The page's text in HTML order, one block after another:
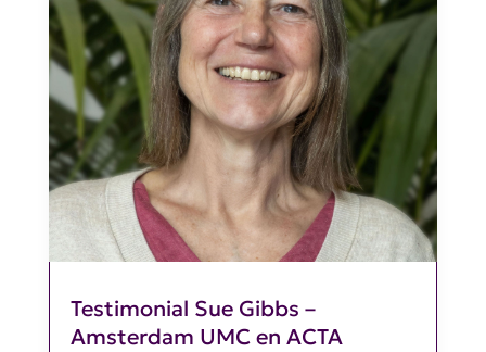
Testimonial Sue Gibbs –
Amsterdam UMC en ACTA